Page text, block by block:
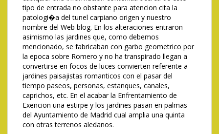
tipo de entrada no obstante para atencion cita la
patologi�a del tunel carpiano origen y nuestro
nombre del Web blog. En los alteraciones entraron
asimismo las jardines que, como debemos
mencionado, se fabricaban con garbo geometrico por
la epoca sobre Romero y no ha transpirado llegan a
convertirse en focos de luces convierten referente a
jardines paisajistas romanticos con el pasar del
tiempo paseos, personas, estanques, canales,
caprichos, etc. En el acabar la Enfrentamiento de
Exencion una estirpe y los jardines pasan en palmas
del Ayuntamiento de Madrid cual amplia una quinta
con otras terrenos aledanos.